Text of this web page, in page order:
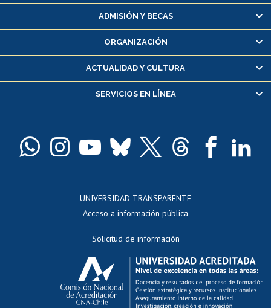
Matrícula en línea
Inscripción y cambio de asignaturas
Consulta y certificado de notas
Servicio médico y dental
Pago de arancel y crédito alumnos
Docentes
Evaluación docente
Calificación académica
Postulación al AUCAI
Funcionarias/os
ADMISIÓN Y BECAS
ORGANIZACIÓN
ACTUALIDAD Y CULTURA
SERVICIOS EN LÍNEA
UNIVERSIDAD TRANSPARENTE
Acceso a información pública
Solicitud de información